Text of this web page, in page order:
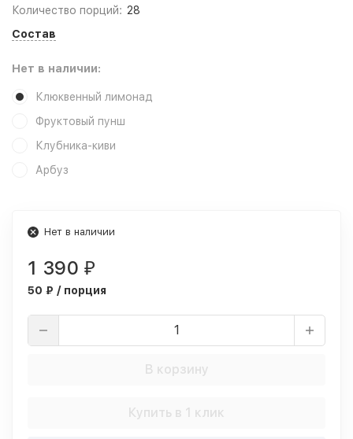
Количество порций: 28
Состав
Нет в наличии:
Клюквенный лимонад
Фруктовый пунш
Клубника-киви
Арбуз
Нет в наличии
1 390 ₽
50 ₽ / порция
В корзину
Купить в 1 клик